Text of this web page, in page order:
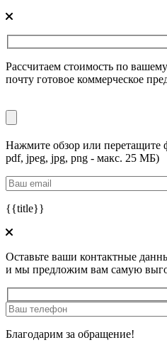
Рассчитаем стоимость по
почту готовое коммерческое
Нажмите обзор или перетащите
pdf, jpeg, jpg, png - макс. 25 МБ)
{{title}}
Оставьте ваши контактные
и мы предложим вам самую
Благодарим за обращение!